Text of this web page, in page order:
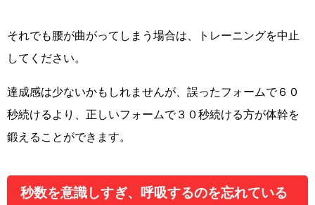
それでも腰が曲がってしまう場合は、トレーニングを中止
してください。
達成感は少ないかもしれませんが、誤ったフォームで６０
秒続けるより、正しいフォームで３０秒続ける方が体幹を
鍛えることができます。
秒数を意識しすぎ、呼吸するのを忘れている